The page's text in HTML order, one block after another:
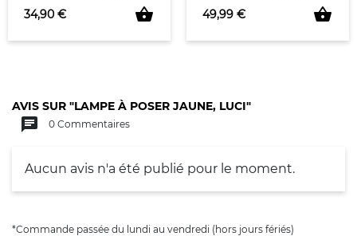
Prix
34,90 € shopping_basket Prix
49,99 € shopping_basket
AVIS SUR "LAMPE À POSER JAUNE, LUCI"
chat 0 Commentaires
Aucun avis n'a été publié pour le moment.
*Commande passée du lundi au vendredi (hors jours fériés)